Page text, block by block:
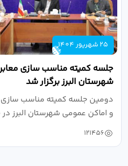
25 شهریور 1404
جلسه کمیته مناسب سازی
شهرستان البرز برگزار شد
دومین جلسه کمیته مناسب سازی
و اماکن عمومی شهرستان البرز
۱۴۰۴ به...
121456